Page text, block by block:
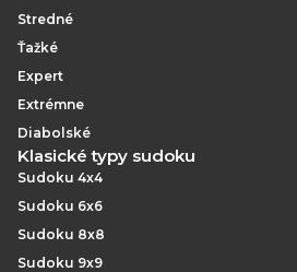
Stredné
Ťažké
Expert
Extrémne
Diabolské
Klasické typy sudoku
Sudoku 4x4
Sudoku 6x6
Sudoku 8x8
Sudoku 9x9